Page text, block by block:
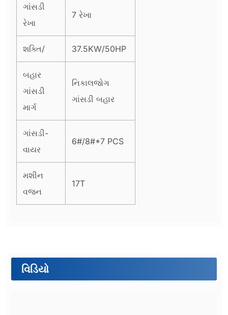
ગાંસડી
રેખા
7 રેખા
શક્તિ/ 37.5KW/50HP
બહાર
ગાંસડી
માર્ગ
નિકાલજોગ
ગાંસડી બહાર
ગાંસડી-
વાયર
6#/8#*7 PCS
મશીન
વજન
17T
વિડિયો